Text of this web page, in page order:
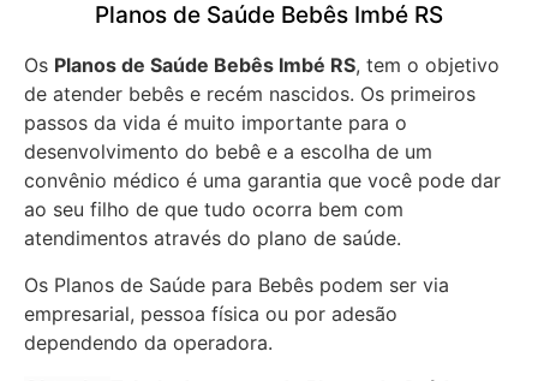
Planos de Saúde Bebês Imbé RS
Os Planos de Saúde Bebês Imbé RS, tem o objetivo
de atender bebês e recém nascidos. Os primeiros
passos da vida é muito importante para o
desenvolvimento do bebê e a escolha de um
convênio médico é uma garantia que você pode dar
ao seu filho de que tudo ocorra bem com
atendimentos através do plano de saúde.
Os Planos de Saúde para Bebês podem ser via
empresarial, pessoa física ou por adesão
dependendo da operadora.